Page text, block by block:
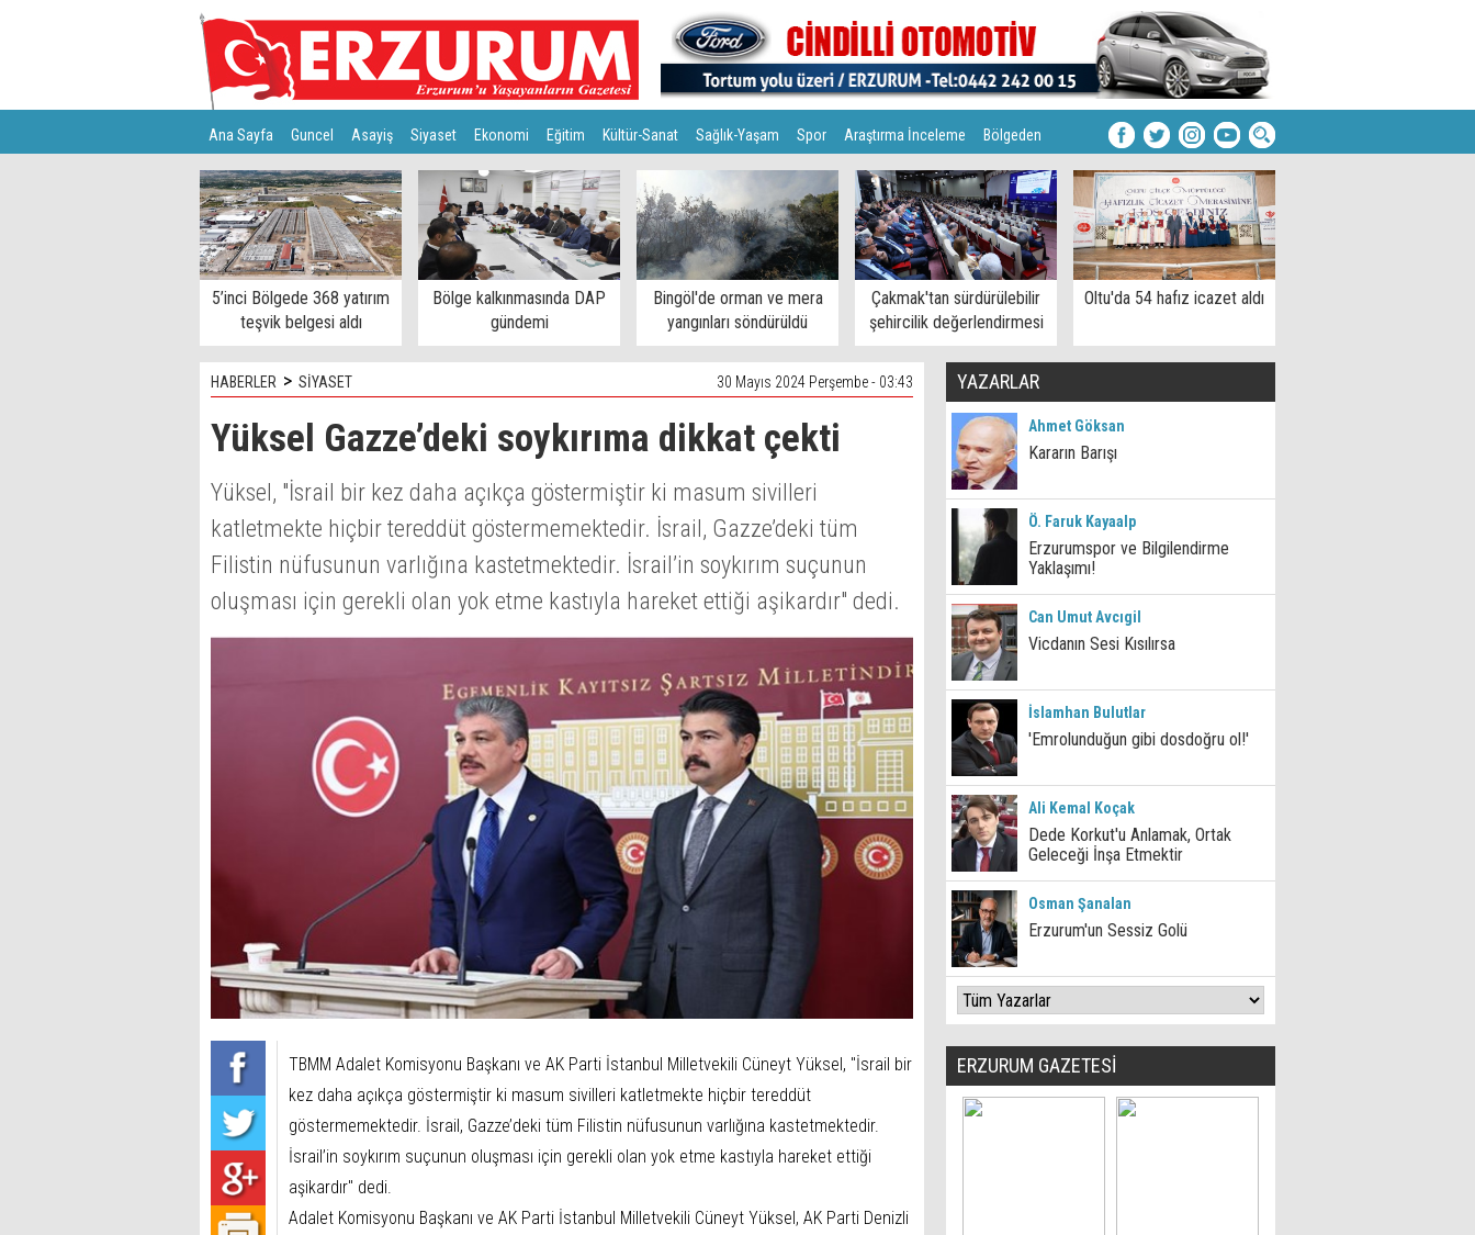
Ana Sayfa Guncel Asayiş Siyaset Ekonomi Eğitim Kültür-Sanat Sağlık-Yaşam Spor Araştırma İnceleme Bölgeden
Türkiye Teknoloji
5’inci Bölgede 368 yatırım
teşvik belgesi aldı
Bölge kalkınmasında DAP
gündemi
Bingöl'de orman ve mera
yangınları söndürüldü
Çakmak'tan sürdürülebilir
şehircilik değerlendirmesi
Oltu'da 54 hafız icazet aldı
HABERLER > SİYASET 30 Mayıs 2024 Perşembe - 03:43
Yüksel Gazze’deki soykırıma dikkat çekti
Yüksel, "İsrail bir kez daha açıkça göstermiştir ki masum sivilleri
katletmekte hiçbir tereddüt göstermemektedir. İsrail, Gazze’deki tüm
Filistin nüfusunun varlığına kastetmektedir. İsrail’in soykırım suçunun
oluşması için gerekli olan yok etme kastıyla hareket ettiği aşikardır" dedi.
TBMM Adalet Komisyonu Başkanı ve AK Parti İstanbul Milletvekili Cüneyt Yüksel, "İsrail bir
kez daha açıkça göstermiştir ki masum sivilleri katletmekte hiçbir tereddüt
göstermemektedir. İsrail, Gazze’deki tüm Filistin nüfusunun varlığına kastetmektedir.
İsrail’in soykırım suçunun oluşması için gerekli olan yok etme kastıyla hareket ettiği
aşikardır" dedi.
Adalet Komisyonu Başkanı ve AK Parti İstanbul Milletvekili Cüneyt Yüksel, AK Parti Denizli
YAZARLAR
Ahmet Göksan
Kararın Barışı
Ö. Faruk Kayaalp
Erzurumspor ve Bilgilendirme
Yaklaşımı!
Can Umut Avcıgil
Vicdanın Sesi Kısılırsa
İslamhan Bulutlar
'Emrolunduğun gibi dosdoğru ol!'
Ali Kemal Koçak
Dede Korkut'u Anlamak, Ortak
Geleceği İnşa Etmektir
Osman Şanalan
Erzurum'un Sessiz Golü
ERZURUM GAZETESİ